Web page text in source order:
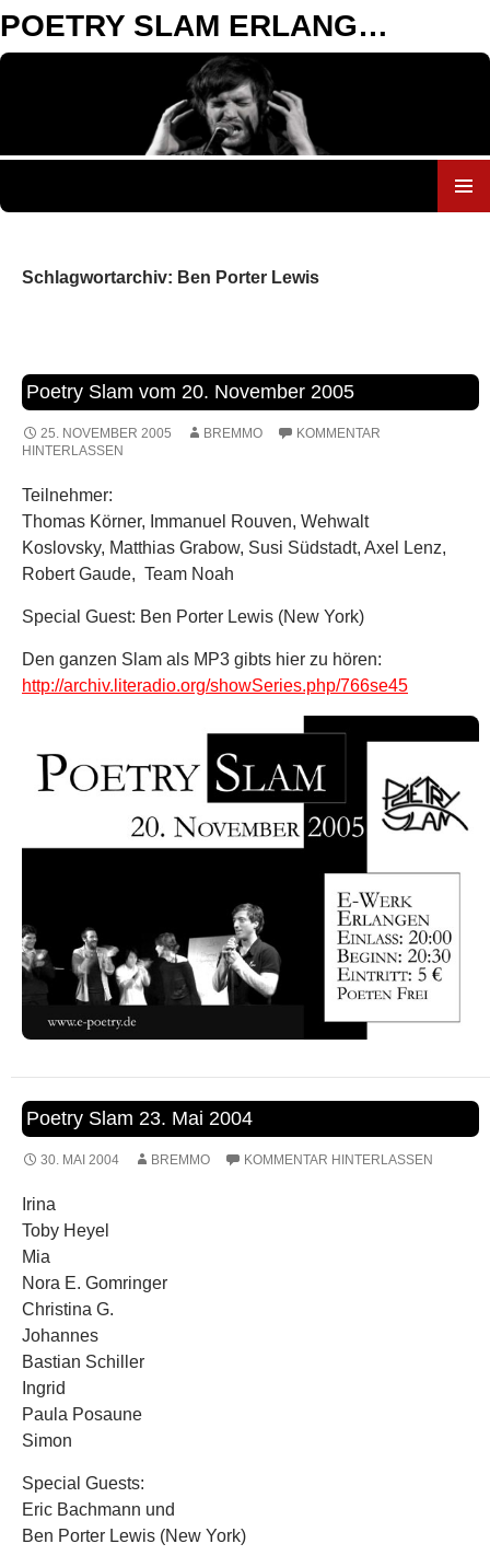
POETRY SLAM ERLANGEN
Schlagwortarchiv: Ben Porter Lewis
Poetry Slam vom 20. November 2005
25. NOVEMBER 2005 BREMMO
KOMMENTAR
HINTERLASSEN
Teilnehmer:
Thomas Körner, Immanuel Rouven, Wehwalt
Koslovsky, Matthias Grabow, Susi Südstadt, Axel Lenz,
Robert Gaude, Team Noah
Special Guest: Ben Porter Lewis (New York)
Den ganzen Slam als MP3 gibts hier zu hören:
http://archiv.literadio.org/showSeries.php/766se45
Poetry Slam 23. Mai 2004
30. MAI 2004 BREMMO KOMMENTAR HINTERLASSEN
Irina
Toby Heyel
Mia
Nora E. Gomringer
Christina G.
Johannes
Bastian Schiller
Ingrid
Paula Posaune
Simon
Special Guests:
Eric Bachmann und
Ben Porter Lewis (New York)